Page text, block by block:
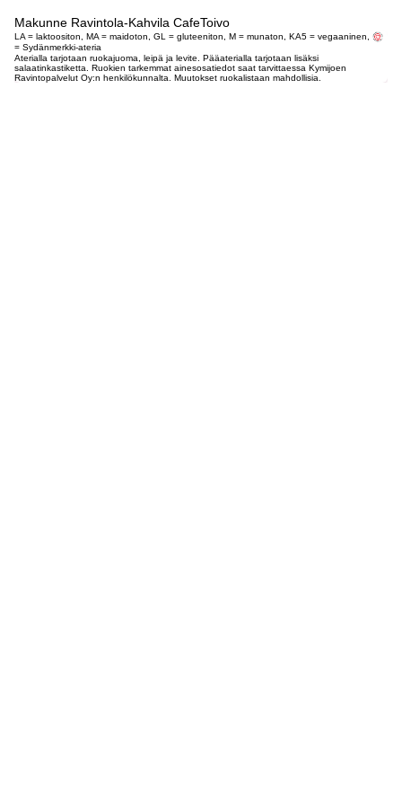
Makunne Ravintola-Kahvila CafeToivo
LA = laktoositon, MA = maidoton, GL = gluteeniton, M = munaton, KA5 = vegaaninen,
= Sydänmerkki-ateria
Aterialla tarjotaan ruokajuoma, leipä ja levite. Pääaterialla tarjotaan lisäksi
salaatinkastiketta. Ruokien tarkemmat ainesosatiedot saat tarvittaessa Kymijoen
Ravintopalvelut Oy:n henkilökunnalta. Muutokset ruokalistaan mahdollisia.